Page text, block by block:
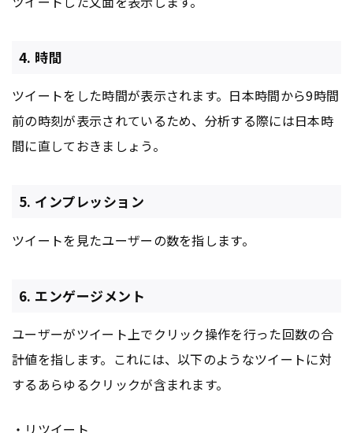
4. 時間
ツイートをした時間が表示されます。日本時間から9時間
前の時刻が表示されているため、分析する際には日本時
間に直しておきましょう。
5. インプレッション
ツイートを見たユーザーの数を指します。
6. エンゲージメント
ユーザーがツイート上でクリック操作を行った回数の合
計値を指します。これには、以下のようなツイートに対
するあらゆるクリックが含まれます。
・リツイート